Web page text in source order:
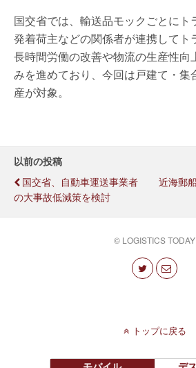
国交省では、輸送品モックごとにト
発着荷主などの関係者が連携してト
長時間労働の改善や物流の生産性向
みを進めており、今回は戸建て・集
産が対象。
以前の投稿
国交省、自動車運送事業者
の大事故低減策を検討
近海郵
© LOGISTICS TODAY
トップに戻る